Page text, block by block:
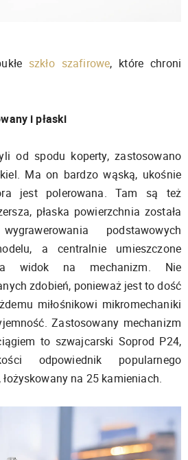
szkło szafirowe, które chroni
i płaski
od spodu koperty, zastosowano
Ma on bardzo wąską, ukośnie
jest polerowana. Tam są też
płaska powierzchnia została
podstawowych
a centralnie umieszczone
widok na mechanizm. Nie
zdobień, ponieważ jest to dość
miłośnikowi mikromechaniki
Zastosowany mechanizm
to szwajcarski Soprod P24,
odpowiednik popularnego
na 25 kamieniach.